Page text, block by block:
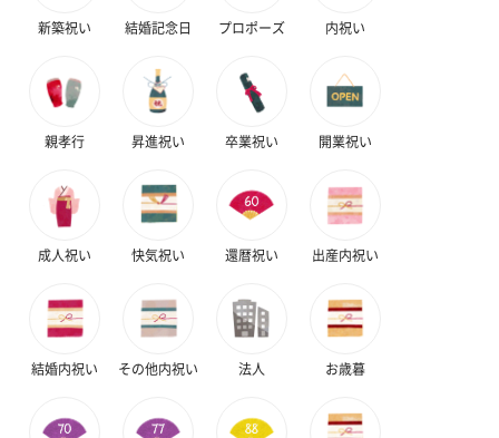
かき氷入浴剤4点セット
かき氷入浴剤4点セット
ハンドタオル・ハンカチ
ハンドタオル・ハンカチを同梱してお届けいたします。ギフトへ
の＋αにおすすめです。
新築祝い 結婚記念日 プロポーズ 内祝い
親孝行 昇進祝い 卒業祝い 開業祝い
成人祝い 快気祝い 還暦祝い 出産内祝い
結婚内祝い その他内祝い 法人 お歳暮